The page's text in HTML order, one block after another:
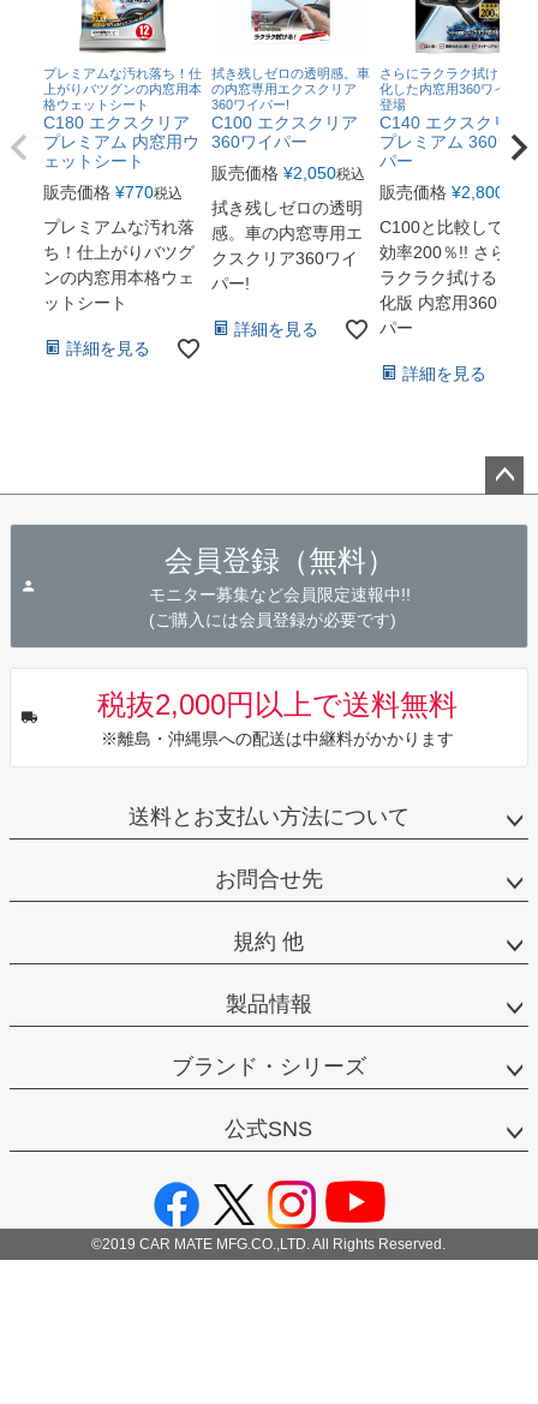
プレミアムな汚れ落ち！仕
上がりバツグンの内窓用本
格ウェットシート
C180 エクスクリア
プレミアム 内窓用ウ
ェットシート
販売価格 ¥770税込
プレミアムな汚れ落
ち！仕上がりバツグ
ンの内窓用本格ウェ
ットシート
詳細を見る
拭き残しゼロの透明感。車
の内窓専用エクスクリア
360ワイパー!
C100 エクスクリア
360ワイパー
販売価格 ¥2,050税込
拭き残しゼロの透明
感。車の内窓専用エ
クスクリア360ワイ
パー!
詳細を見る
さらにラクラク拭ける！進
化した内窓用360ワイパー
登場
C140 エクスクリア
プレミアム 360ワイ
パー
販売価格 ¥2,800
C100と比較して作業
効率200％!! さらに
ラクラク拭ける！進
化版 内窓用360ワイ
パー
詳細を見る
会員登録（無料）
モニター募集など会員限定速報中!!
(ご購入には会員登録が必要です)
税抜2,000円以上で送料無料
※離島・沖縄県への配送は中継料がかかります
送料とお支払い方法について
お問合せ先
規約 他
製品情報
ブランド・シリーズ
公式SNS
©2019 CAR MATE MFG.CO.,LTD. All Rights Reserved.